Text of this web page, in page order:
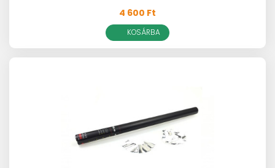
4 600 Ft
KOSÁRBA